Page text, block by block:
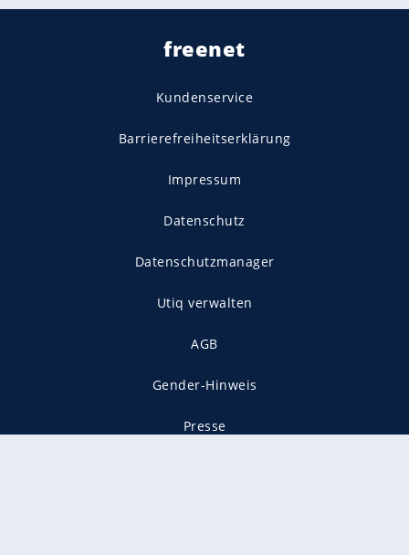
freenet
Kundenservice
Barrierefreiheitserklärung
Impressum
Datenschutz
Datenschutzmanager
Utiq verwalten
AGB
Gender-Hinweis
Presse